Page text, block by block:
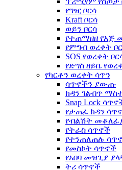
የግዢ ቦርሳ
Kraft ቦርሳ
ወይን ቦርሳ
የተጠማዘዘ የእጅ
የምግብ ወረቀት
SOS የወረቀት
የድግስ ዘይቤ
የካርቶን ወረቀት ሳጥን
ሳጥኖችን ያውጡ
ክዳን ገልብጥ
Snap Lock
የታጠፈ ክዳን
የብልሽት
የትራስ ሳጥኖች
የተንጠለጠሉ
የመስኮት ሳጥኖች
የአበባ መዝጊያ
ትሪ ሳጥኖች